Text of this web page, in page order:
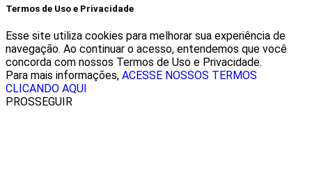
Termos de Uso e Privacidade
Esse site utiliza cookies para melhorar sua experiência de
navegação. Ao continuar o acesso, entendemos que você
concorda com nossos Termos de Uso e Privacidade.
Para mais informações, ACESSE NOSSOS TERMOS
CLICANDO AQUI
PROSSEGUIR